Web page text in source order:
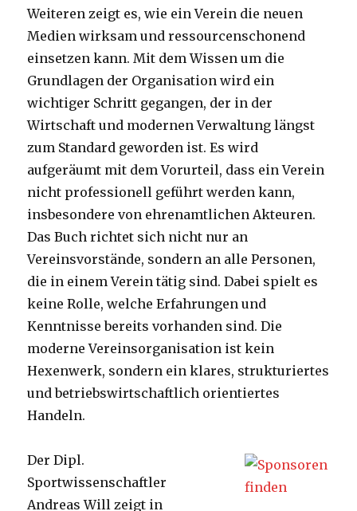
Weiteren zeigt es, wie ein Verein die neuen
Medien wirksam und ressourcenschonend
einsetzen kann. Mit dem Wissen um die
Grundlagen der Organisation wird ein
wichtiger Schritt gegangen, der in der
Wirtschaft und modernen Verwaltung längst
zum Standard geworden ist. Es wird
aufgeräumt mit dem Vorurteil, dass ein Verein
nicht professionell geführt werden kann,
insbesondere von ehrenamtlichen Akteuren.
Das Buch richtet sich nicht nur an
Vereinsvorstände, sondern an alle Personen,
die in einem Verein tätig sind. Dabei spielt es
keine Rolle, welche Erfahrungen und
Kenntnisse bereits vorhanden sind. Die
moderne Vereinsorganisation ist kein
Hexenwerk, sondern ein klares, strukturiertes
und betriebswirtschaftlich orientiertes
Handeln.
Der Dipl.
Sportwissenschaftler
Andreas Will zeigt in